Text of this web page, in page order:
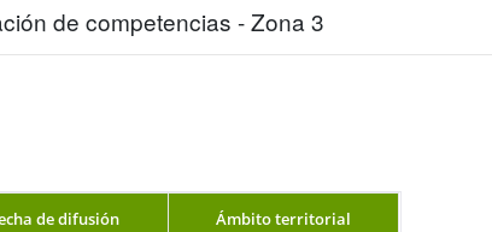
de competencias - Zona 3
de difusión Ámbito territorial